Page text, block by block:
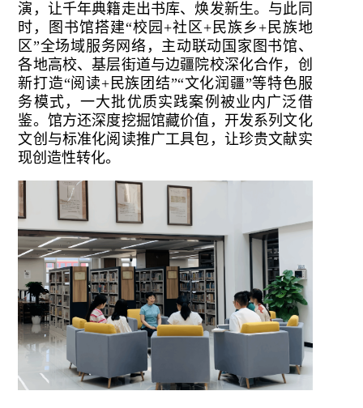
演，让千年典籍走出书库、焕发新生。与此同
时，图书馆搭建“校园+社区+民族乡+民族地
区”全场域服务网络，主动联动国家图书馆、
各地高校、基层街道与边疆院校深化合作，创
新打造“阅读+民族团结”“文化润疆”等特色服
务模式，一大批优质实践案例被业内广泛借
鉴。馆方还深度挖掘馆藏价值，开发系列文化
文创与标准化阅读推广工具包，让珍贵文献实
现创造性转化。